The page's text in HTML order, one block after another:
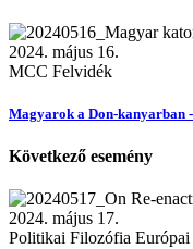
2024. május 16.
MCC Felvidék
Magyarok a Don-kanyarban
Következő esemény
2024. május 17.
Politikai Filozófia